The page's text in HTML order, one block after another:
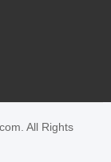
All Rights